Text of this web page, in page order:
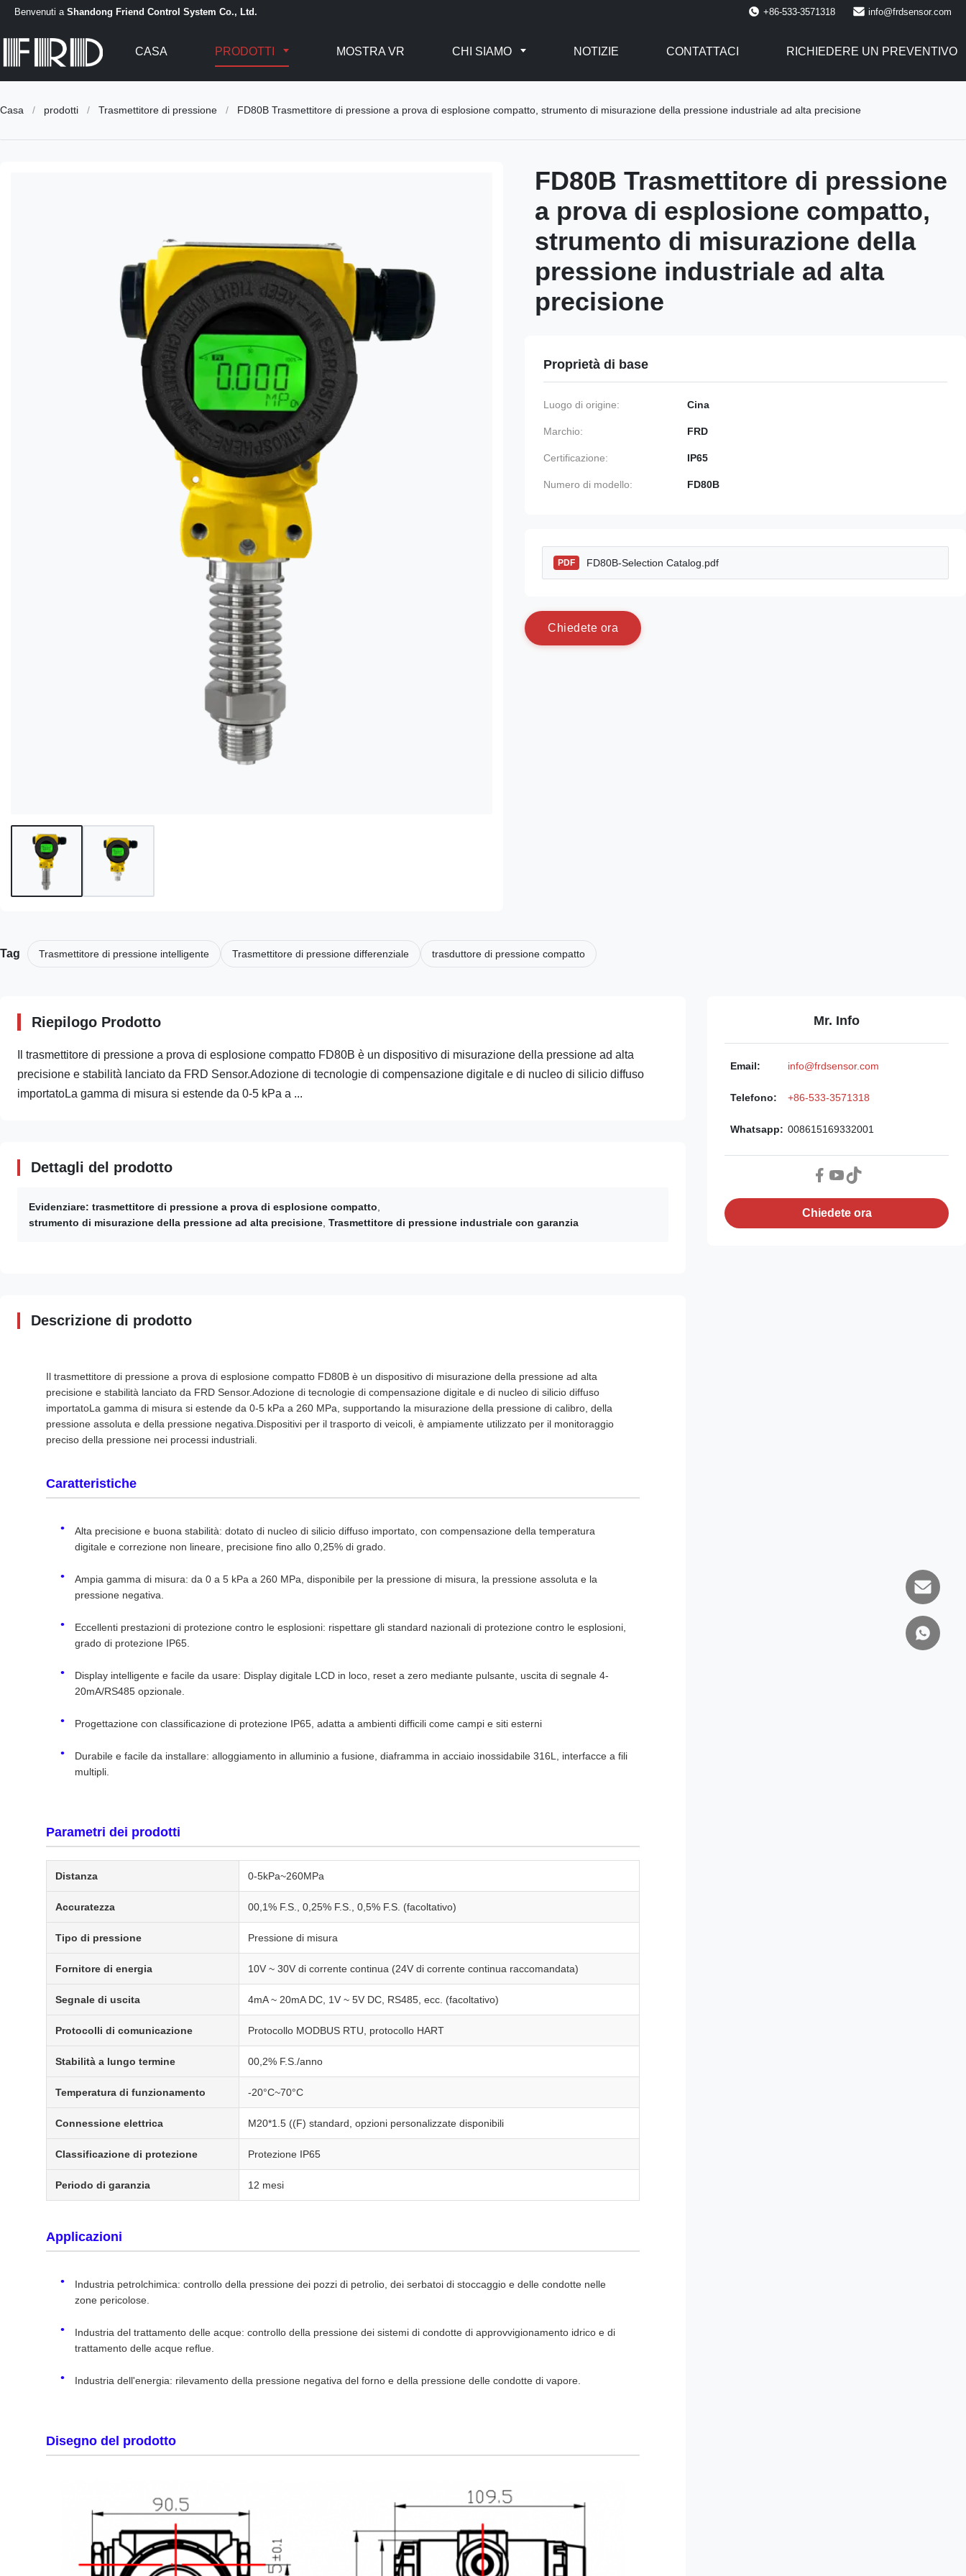
Benvenuti a Shandong Friend Control System Co., Ltd. +86-533-3571318 info@frdsensor.com
CASA PRODOTTI MOSTRA VR CHI SIAMO NOTIZIE CONTATTACI RICHIEDERE UN PREVENTIVO
Casa / prodotti / Trasmettitore di pressione / FD80B Trasmettitore di pressione a prova di esplosione compatto, strumento di misurazione della pressione industriale ad alta precisione
FD80B Trasmettitore di pressione
a prova di esplosione compatto,
strumento di misurazione della
pressione industriale ad alta
precisione
Proprietà di base
Luogo di origine: Cina
Marchio: FRD
Certificazione: IP65
Numero di modello: FD80B
PDF FD80B-Selection Catalog.pdf
C hiedete ora
Tag Trasmettitore di pressione intelligente Trasmettitore di pressione differenziale trasduttore di pressione compatto
Riepilogo Prodotto
Il trasmettitore di pressione a prova di esplosione compatto FD80B è un dispositivo di misurazione della pressione ad alta
precisione e stabilità lanciato da FRD Sensor.Adozione di tecnologie di compensazione digitale e di nucleo di silicio diffuso
importatoLa gamma di misura si estende da 0-5 kPa a ...
Dettagli del prodotto
Evidenziare: trasmettitore di pressione a prova di esplosione compatto,
strumento di misurazione della pressione ad alta precisione, Trasmettitore di pressione industriale con garanzia
Descrizione di prodotto
Il trasmettitore di pressione a prova di esplosione compatto FD80B è un dispositivo di misurazione della pressione ad alta
precisione e stabilità lanciato da FRD Sensor.Adozione di tecnologie di compensazione digitale e di nucleo di silicio diffuso
importatoLa gamma di misura si estende da 0-5 kPa a 260 MPa, supportando la misurazione della pressione di calibro, della
pressione assoluta e della pressione negativa.Dispositivi per il trasporto di veicoli, è ampiamente utilizzato per il monitoraggio
preciso della pressione nei processi industriali.
Caratteristiche
Alta precisione e buona stabilità: dotato di nucleo di silicio diffuso importato, con compensazione della temperatura
digitale e correzione non lineare, precisione fino allo 0,25% di grado.
Ampia gamma di misura: da 0 a 5 kPa a 260 MPa, disponibile per la pressione di misura, la pressione assoluta e la
pressione negativa.
Eccellenti prestazioni di protezione contro le esplosioni: rispettare gli standard nazionali di protezione contro le esplosioni,
grado di protezione IP65.
Display intelligente e facile da usare: Display digitale LCD in loco, reset a zero mediante pulsante, uscita di segnale 4-
20mA/RS485 opzionale.
Progettazione con classificazione di protezione IP65, adatta a ambienti difficili come campi e siti esterni
Durabile e facile da installare: alloggiamento in alluminio a fusione, diaframma in acciaio inossidabile 316L, interfacce a fili
multipli.
Parametri dei prodotti
Distanza 0-5kPa~260MPa
Accuratezza 00,1% F.S., 0,25% F.S., 0,5% F.S. (facoltativo)
Tipo di pressione Pressione di misura
Fornitore di energia 10V ~ 30V di corrente continua (24V di corrente continua raccomandata)
Segnale di uscita 4mA ~ 20mA DC, 1V ~ 5V DC, RS485, ecc. (facoltativo)
Protocolli di comunicazione Protocollo MODBUS RTU, protocollo HART
Stabilità a lungo termine 00,2% F.S./anno
Temperatura di funzionamento -20°C~70°C
Connessione elettrica M20*1.5 ((F) standard, opzioni personalizzate disponibili
Classificazione di protezione Protezione IP65
Periodo di garanzia 12 mesi
Applicazioni
Industria petrolchimica: controllo della pressione dei pozzi di petrolio, dei serbatoi di stoccaggio e delle condotte nelle
zone pericolose.
Industria del trattamento delle acque: controllo della pressione dei sistemi di condotte di approvvigionamento idrico e di
trattamento delle acque reflue.
Industria dell'energia: rilevamento della pressione negativa del forno e della pressione delle condotte di vapore.
Disegno del prodotto
Mr. Info
Email: info@frdsensor.com
Telefono: +86-533-3571318
Whatsapp: 008615169332001
Chiedete ora